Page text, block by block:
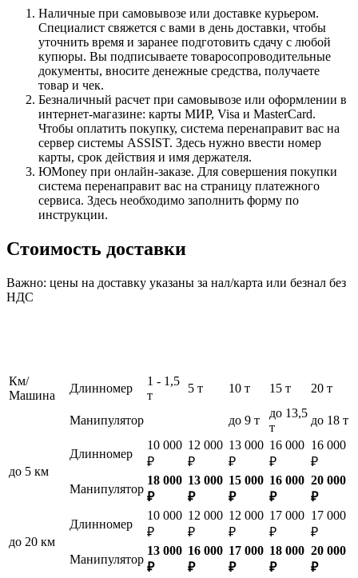
Наличные при самовывозе или доставке курьером.
Специалист свяжется с вами в день доставки, чтобы
уточнить время и заранее подготовить сдачу с любой
купюры. Вы подписываете товаросопроводительные
документы, вносите денежные средства, получаете
товар и чек.
Безналичный расчет при самовывозе или оформлении в
интернет-магазине: карты МИР, Visa и MasterCard.
Чтобы оплатить покупку, система перенаправит вас на
сервер системы ASSIST. Здесь нужно ввести номер
карты, срок действия и имя держателя.
ЮMoney при онлайн-заказе. Для совершения покупки
система перенаправит вас на страницу платежного
сервиса. Здесь необходимо заполнить форму по
инструкции.
Стоимость доставки
Важно: цены на доставку указаны за нал/карта или безнал без
НДС
Км/
Машина
Длинномер
1 - 1,5
т
5 т 10 т 15 т 20 т
Манипулятор до 9 т
до 13,5
т
до 18 т
до 5 км
Длинномер
10 000
₽
12 000
₽
13 000
₽
16 000
₽
16 000
₽
Манипулятор
18 000
₽
13 000
₽
15 000
₽
16 000
₽
20 000
₽
до 20 км
Длинномер
10 000
₽
12 000
₽
12 000
₽
17 000
₽
17 000
₽
Манипулятор
13 000
₽
16 000
₽
17 000
₽
18 000
₽
20 000
₽